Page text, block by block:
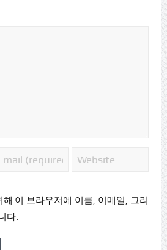
이 브라우저에 이름, 이메일, 그리
다.